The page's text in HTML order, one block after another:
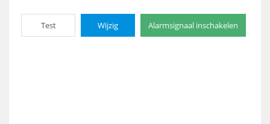
Test Wijzig Alarmsignaal inschakelen